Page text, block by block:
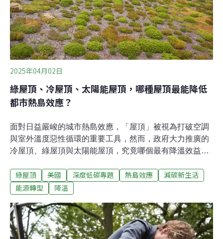
市往「海綿都市」轉型，並提出鼓勵設置綠屋頂、對封閉
地面、阻斷雨水逕流的建地課徵「雨水費」等措施，成功
強化了水資源韌性。
2025年04月02日
綠屋頂、冷屋頂、太陽能屋頂，哪種屋頂最能降低
都市熱島效應？
面對日益嚴峻的城市熱島效應，「屋頂」被視為打破空調
與室外溫度惡性循環的重要工具，然而，政府大力推廣的
冷屋頂、綠屋頂與太陽能屋頂，究竟哪個最有降溫效益？
著熱氣，連拂面而來的風都是炙熱的……。夏天一年比一
年熱，在美國，熱浪從1960年代的一年兩次到如今的一年
愈多，耗能增加，室外溫度也隨之升高，形成惡性循環。
為了打破循環，許多政府開始大力推廣冷屋頂、綠屋頂或
太陽能屋頂等方案，同時標榜不僅能節省電費、取得政府
綠屋頂 美國 深度低碳專題 熱島效應
減碳新生活
能源轉型
降溫